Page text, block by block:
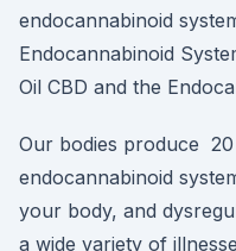
endocannabinoid
Endocannabinoid
Oil CBD and the
Our bodies produce 20
endocannabinoid
your body, and
a wide variety of